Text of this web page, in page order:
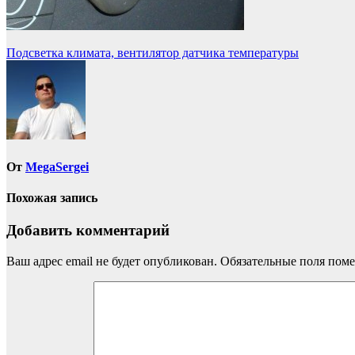
Навигация
записям
Подсветка климата, вентилятор датчика температуры
От MegaSergei
Похожая запись
Добавить комментарий
Ваш адрес email не будет опубликован. Обязательные поля